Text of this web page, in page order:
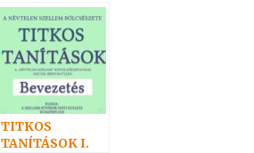
könyvről 2. rész
TITKOS
TANÍTÁSOK I.